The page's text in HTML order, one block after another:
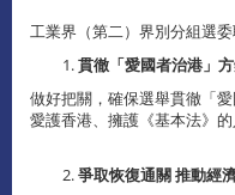
工業界（第二）界別分組選委
貫徹「愛國者治港」
做好把關，確保選舉貫徹「
愛護香港、擁護《基本法》
爭取恢復通關推動經